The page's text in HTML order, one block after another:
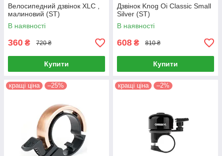
Велосипедний дзвінок XLC ,
малиновий (ST)
В наявності
360 ₴ 720 ₴
Купити
Дзвінок Knog Oi Classic Small
Silver (ST)
В наявності
608 ₴ 810 ₴
Купити
кращі ціна –25% кращі ціна –2%